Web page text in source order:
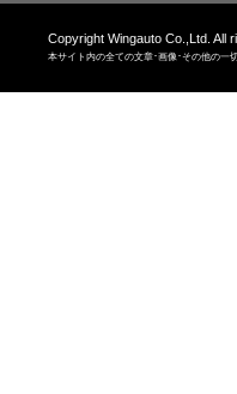
Copyright Wingauto Co.,Ltd. All
本サイト内の全ての文章･画像･その他の一